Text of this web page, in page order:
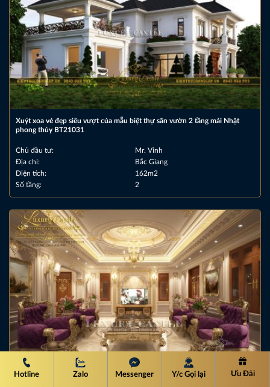
Xuýt xoa vẻ đẹp siêu vượt của mẫu biệt thự sân vườn 2 tầng mái Nhật
phong thủy BT21031
Chủ đầu tư:
Mr. Vinh
Địa chỉ:
Bắc Giang
Diện tích:
162m2
Số tầng:
2
Hotline Zalo Messenger Y/c Gọi lại Ưu Đãi